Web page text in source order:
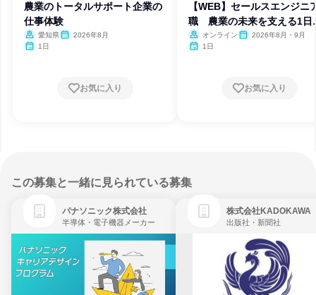
農業のトータルサポート企業の
仕事体験
愛知県
2026年8月
1日
お気に入り
【WEB】セールスエンジニ
職 農業の未来を支える1日
仕事オンライン
2026年8月・9月
1日
お気に入り
この募集と一緒に見られている募集
パナソニック株式会社
半導体・電子機器メーカー
株式会社KADOKAWA
出版社・新聞社